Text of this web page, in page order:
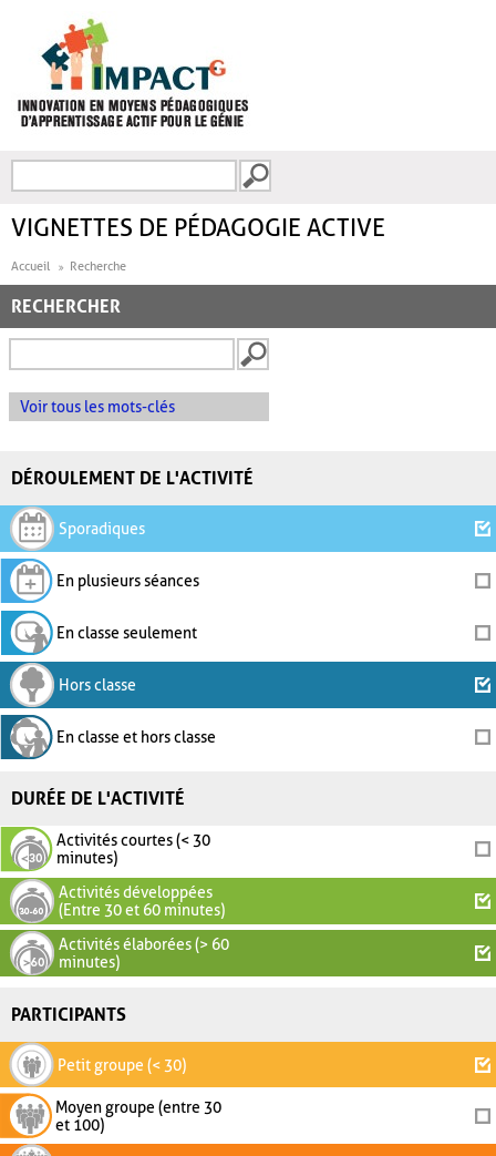
FORMULAIRE DE
VIGNETTES DE PÉDAGOGIE ACTIVE
Accueil Recherche
RECHERCHER
Voir tous les mots-clés
DÉROULEMENT DE L'ACTIVITÉ
Sporadiques
En plusieurs séances
En classe seulement
Hors classe
En classe et hors classe
DURÉE DE L'ACTIVITÉ
Activités courtes (< 30
minutes)
Activités développées
(Entre 30 et 60 minutes)
Activités élaborées (> 60
minutes)
PARTICIPANTS
Petit groupe (< 30)
Moyen groupe (entre 30
et 100)